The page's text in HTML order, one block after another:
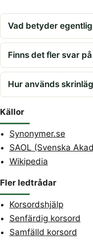
Vad betyder
Finns det fler svar
Hur används
Källor
Synonymer.se
SAOL (Svenska
Wikipedia
Fler ledtrådar
Korsordshjälp
Senfärdig korsord
Samfälld korsord